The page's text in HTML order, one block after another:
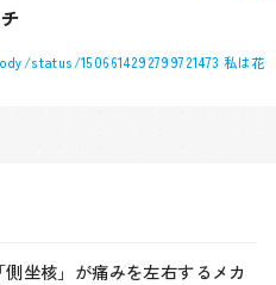
status/1506614292799721473 私は花
坐核」が痛みを左右するメカ